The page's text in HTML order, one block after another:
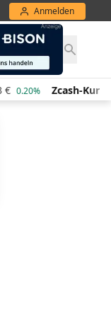
Anmelden
0.20% Zcash-Kurs